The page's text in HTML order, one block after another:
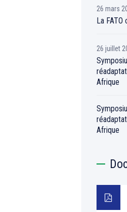
26 mars
La FATO
26 juillet
Afrique
Afrique